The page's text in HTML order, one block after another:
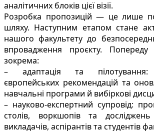
аналітичних блоків цієї візії.
Розробка пропозицій — це лише
шляху. Наступним етапом стане
нашого факультету до
впровадження проєкту. Попереду
зокрема:
– адаптація та пілотування:
європейських рекомендацій та
навчальні програми й вибіркові
– науково-експертний супровід:
столів, воркшопів та
викладачів, аспірантів та студентів